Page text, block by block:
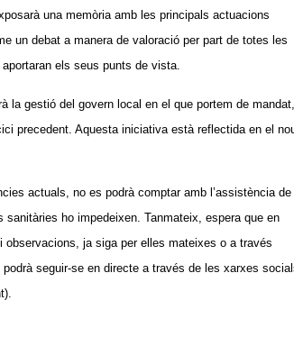
una memòria amb les principals actuacions
un debat a manera de valoració per part de totes les
els seus punts de vista.
la gestió del govern local en el que portem de mandat,
precedent. Aquesta iniciativa està reflectida en el
actuals, no es podrà comptar amb l’assistència de
ho impedeixen. Tanmateix, espera que en
ja siga per elles mateixes o a través
seguir-se en directe a través de les xarxes